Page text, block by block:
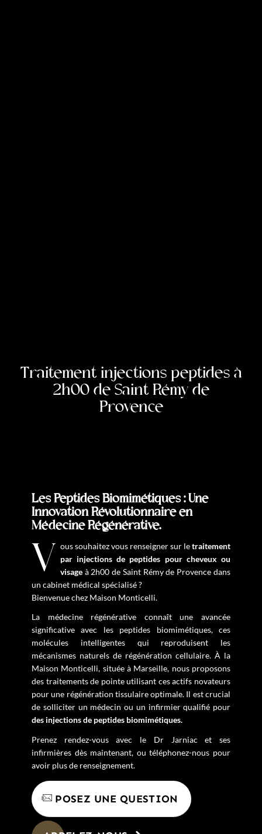
Traitement injections peptides à
2h00 de Saint Rémy de
Provence
Les Peptides Biomimétiques : Une
Innovation Révolutionnaire en
Médecine Régénérative.
Vous souhaitez vous renseigner sur letraitement
par injections de peptides pour cheveux ou
visageà 2h00 de Saint Rémy de Provence dans
un cabinet médical spécialisé ?
Bienvenue chez Maison Monticelli.
La médecine régénérative connaît une avancée
significative avec les peptides biomimétiques, ces
molécules intelligentes qui reproduisent les
mécanismes naturels de régénération cellulaire. À la
Maison Monticelli, située à Marseille, nous proposons
des traitements de pointe utilisant ces actifs novateurs
pour une régénération tissulaire optimale. Il est crucial
de solliciter un médecin ou un infirmier qualifié pour
des injections de peptides biomimétiques.
Prenez rendez-vous avec le Dr Jarniac et ses
infirmières dès maintenant, ou téléphonez-nous pour
avoir plus de renseignement.
POSEZ UNE QUESTION